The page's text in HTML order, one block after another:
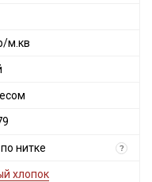
м.кв
нитке ?
хлопок